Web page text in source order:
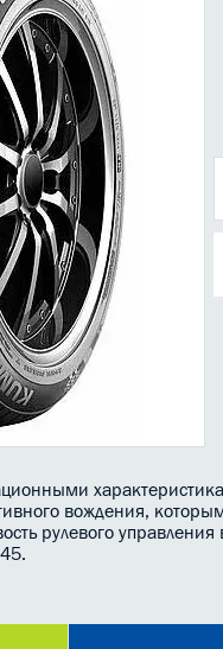
вождения,
рулевого управления